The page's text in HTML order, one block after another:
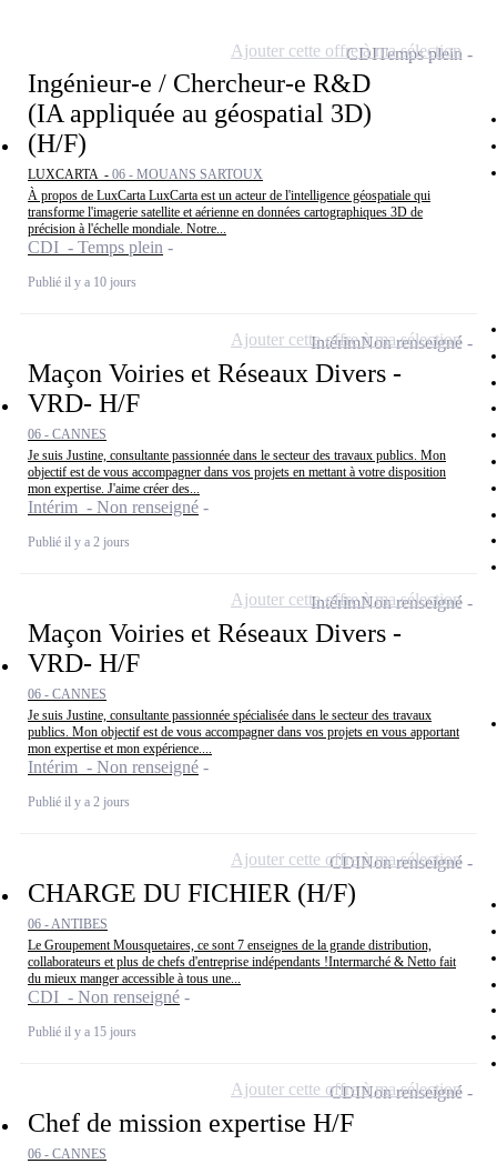
Ingénieur-e / Chercheur-e R&D
(IA appliquée au géospatial 3D)
(H/F)
LUXCARTA - 06 - MOUANS SARTOUX
À propos de LuxCarta LuxCarta est un acteur de l'intelligence géospatiale qui
transforme l'imagerie satellite et aérienne en données cartographiques 3D de
précision à l'échelle mondiale. Notre...
CDI - Temps plein
Publié il y a 10 jours
CDITemps plein
Ajouter cette offre à ma sélection
Maçon Voiries et Réseaux Divers -
VRD- H/F
06 - CANNES
Je suis Justine, consultante passionnée dans le secteur des travaux publics. Mon
objectif est de vous accompagner dans vos projets en mettant à votre disposition
mon expertise. J'aime créer des...
Intérim - Non renseigné
Publié il y a 2 jours
IntérimNon renseigné
Ajouter cette offre à ma sélection
Maçon Voiries et Réseaux Divers -
VRD- H/F
06 - CANNES
Je suis Justine, consultante passionnée spécialisée dans le secteur des travaux
publics. Mon objectif est de vous accompagner dans vos projets en vous apportant
mon expertise et mon expérience....
Intérim - Non renseigné
Publié il y a 2 jours
IntérimNon renseigné
Ajouter cette offre à ma sélection
CHARGE DU FICHIER (H/F)
06 - ANTIBES
Le Groupement Mousquetaires, ce sont 7 enseignes de la grande distribution,
collaborateurs et plus de chefs d'entreprise indépendants !Intermarché & Netto fait
du mieux manger accessible à tous une...
CDI - Non renseigné
Publié il y a 15 jours
CDINon renseigné
Ajouter cette offre à ma sélection
Chef de mission expertise H/F
06 - CANNES
CDINon renseigné
Ajouter cette offre à ma sélection